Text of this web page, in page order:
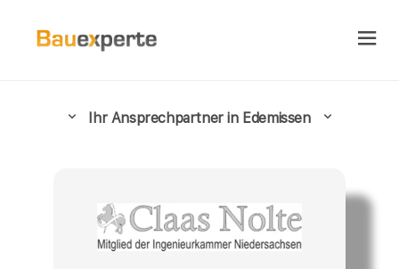
Ihr Ansprechpartner in Edemissen